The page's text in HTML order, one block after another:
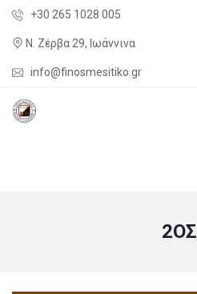
+30 265 1028 005
Ν. Ζέρβα 29, Ιωάννινα
info@finosmesitiko.gr
2ΟΣ